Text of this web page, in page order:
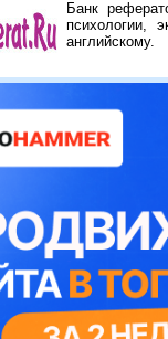
Банк
психологии,
английскому.